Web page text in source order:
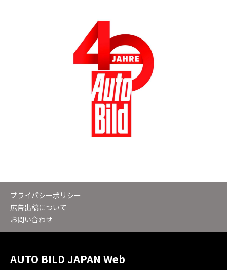
プライバシーポリシー
広告出稿について
お問い合わせ
AUTO BILD JAPAN Web